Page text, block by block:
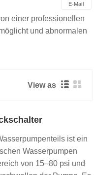
einer professionellen
und abnormalen
View as
ist ein
Wasserpumpen
von 15–80 psi und
E-Mail